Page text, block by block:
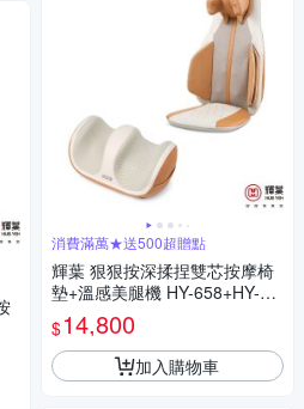
消費滿萬★送500超贈點
輝葉 狠狠按深揉捏雙芯按摩椅
墊+溫感美腿機 HY-658+HY-75
$14,800
加入購物車